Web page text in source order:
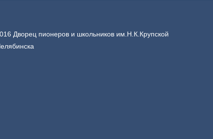
Дворец пионеров и школьников им.Н.К.Крупской